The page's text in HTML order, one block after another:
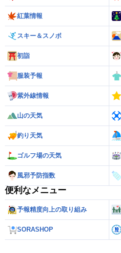
紅葉情報
スキー＆スノボ
初詣
服装予報
紫外線情報
山の天気
釣り天気
ゴルフ場の天気
風邪予防指数
便利なメニュー
予報精度向上の取り組み
SORASHOP